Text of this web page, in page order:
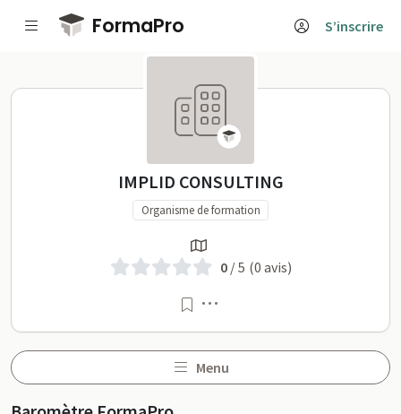
Passer au contenu principal
FormaPro S’inscrire
IMPLID CONSULTING sur
IMPLID CONSULTING
Organisme de formation
0/ 5 (0 avis)
Menu